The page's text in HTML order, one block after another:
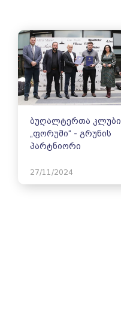
ბუღალტერთა კლუბი
„ფორუმი“ - გრუნის
პარტნიორი
27/11/2024